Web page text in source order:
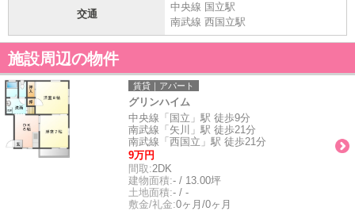
交通
中央線 国立駅
南武線 西国立駅
施設周辺の物件
賃貸｜アパート
グリンハイム
中央線「国立」駅 徒歩9分
南武線「矢川」駅 徒歩21分
南武線「西国立」駅 徒歩21分
9万円
間取:2DK
建物面積:- / 13.00坪
土地面積:- / -
敷金/礼金:0ヶ月/0ヶ月